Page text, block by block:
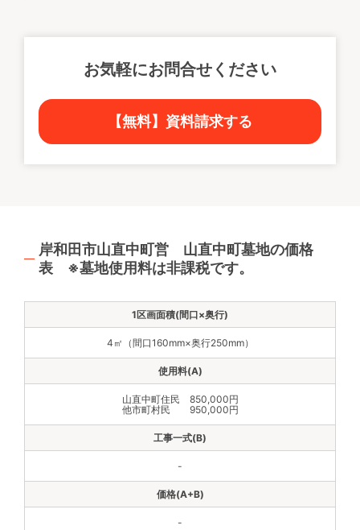
お気軽にお問合せください
【無料】資料請求する
岸和田市山直中町営 山直中町墓地の価格
表 ※墓地使用料は非課税です。
4㎡（間口160mm×奥行250mm）
山直中町住民 850,000円
他市町村民 950,000円
-
-